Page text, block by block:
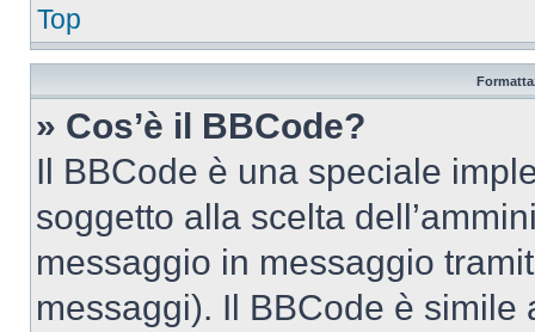
Top
» Cos’è il BBCode?
Il BBCode è una speciale
soggetto alla scelta
messaggio in messaggio
messaggi). Il BBCode è simile